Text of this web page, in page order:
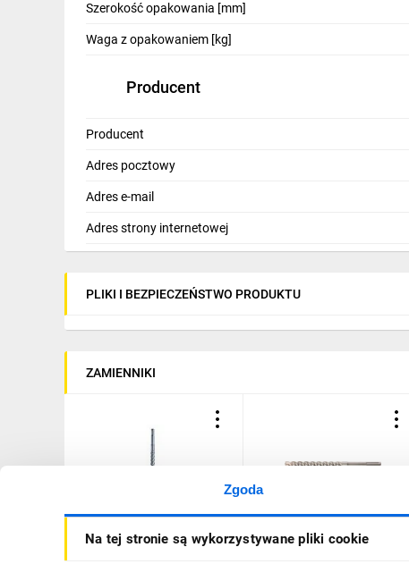
Zgoda
Na tej stronie są wykorzystywane pliki cookie
Wentylacja i rekuperacja
Szerokość opakowania [mm]
Waga z opakowaniem [kg]
Producent
Producent
Adres pocztowy
Adres e-mail
Adres strony internetowej
PLIKI I BEZPIECZEŃSTWO PRODUKTU
ZAMIENNIKI
Wiertło SDS PLUS IV
15/150/210 512610
15X150X210MM
REBARDRILL SDS PLUS RT-